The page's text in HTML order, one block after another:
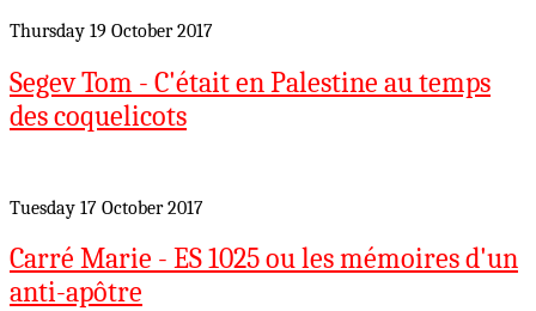
Thursday 19 October 2017
Segev Tom - C'était en Palestine au temps
des coquelicots
Tuesday 17 October 2017
Carré Marie - ES 1025 ou les mémoires d'un
anti-apôtre